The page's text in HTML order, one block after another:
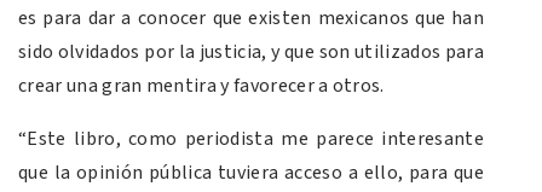
es para dar a conocer que existen mexicanos que han
sido olvidados por la justicia, y que son utilizados para
crear una gran mentira y favorecer a otros.
“Este libro, como periodista me parece interesante
que la opinión pública tuviera acceso a ello, para que